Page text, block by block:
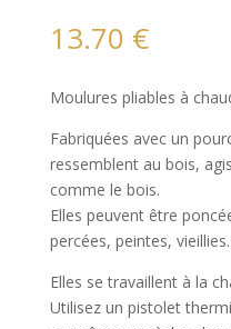
13.70 €
Moulures pliables à
Fabriquées avec un
ressemblent au bois,
comme le bois.
Elles peuvent être
percées, peintes,
Elles se travaillent à la
Utilisez un pistolet